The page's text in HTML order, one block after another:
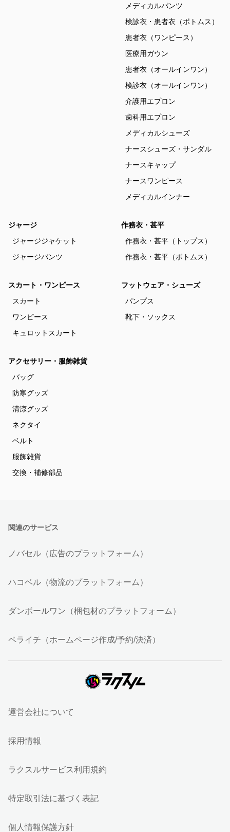
メディカルパンツ
検診衣・患者衣（ボトムス）
患者衣（ワンピース）
医療用ガウン
患者衣（オールインワン）
検診衣（オールインワン）
介護用エプロン
歯科用エプロン
メディカルシューズ
ナースシューズ・サンダル
ナースキャップ
ナースワンピース
メディカルインナー
ジャージ
ジャージジャケット
ジャージパンツ
作務衣・甚平
作務衣・甚平（トップス）
作務衣・甚平（ボトムス）
スカート・ワンピース
スカート
ワンピース
キュロットスカート
フットウェア・シューズ
パンプス
靴下・ソックス
アクセサリー・服飾雑貨
バッグ
防寒グッズ
清涼グッズ
ネクタイ
ベルト
服飾雑貨
交換・補修部品
関連のサービス
ノバセル（広告のプラットフォーム）
ハコベル（物流のプラットフォーム）
ダンボールワン（梱包材のプラットフォーム）
ペライチ（ホームページ作成/予約/決済）
運営会社について
採用情報
ラクスルサービス利用規約
特定取引法に基づく表記
個人情報保護方針